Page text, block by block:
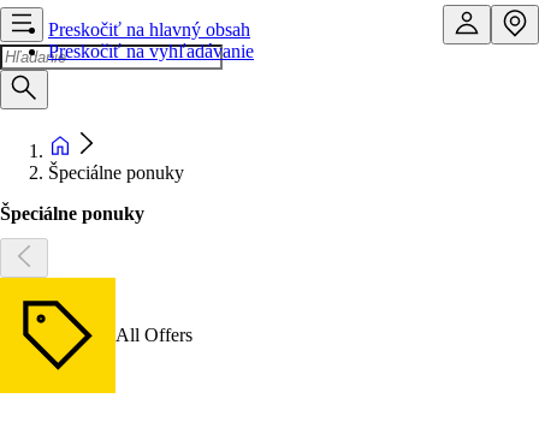
Preskočiť na hlavný obsah
Preskočiť na vyhľadávanie
Špeciálne ponuky
Špeciálne ponuky
All Offers